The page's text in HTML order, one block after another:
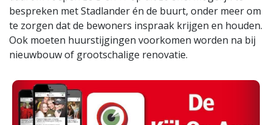
bespreken met Stadlander én de buurt, onder meer om
te zorgen dat de bewoners inspraak krijgen en houden.
Ook moeten huurstijgingen voorkomen worden na bij
nieuwbouw of grootschalige renovatie.